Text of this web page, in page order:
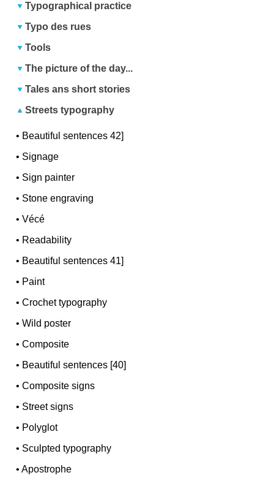
Typographical practice
Typo des rues
Tools
The picture of the day...
Tales ans short stories
Streets typography
• Beautiful sentences 42]
• Signage
• Sign painter
• Stone engraving
•Vécé
• Readability
• Beautiful sentences 41]
• Paint
•Crochet typography
•Wild poster
•Composite
• Beautiful sentences [40]
•Composite signs
• Street signs
• Polyglot
• Sculpted typography
•Apostrophe